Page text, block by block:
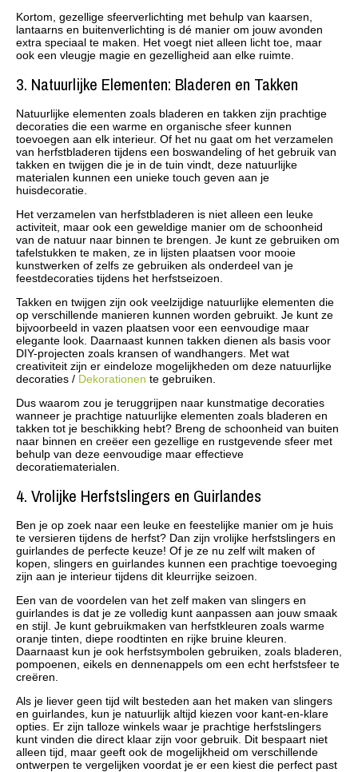
Kortom, gezellige sfeerverlichting met behulp van kaarsen,
lantaarns en buitenverlichting is dé manier om jouw avonden
extra speciaal te maken. Het voegt niet alleen licht toe, maar
ook een vleugje magie en gezelligheid aan elke ruimte.
3. Natuurlijke Elementen: Bladeren en Takken
Natuurlijke elementen zoals bladeren en takken zijn prachtige
decoraties die een warme en organische sfeer kunnen
toevoegen aan elk interieur. Of het nu gaat om het verzamelen
van herfstbladeren tijdens een boswandeling of het gebruik van
takken en twijgen die je in de tuin vindt, deze natuurlijke
materialen kunnen een unieke touch geven aan je
huisdecoratie.
Het verzamelen van herfstbladeren is niet alleen een leuke
activiteit, maar ook een geweldige manier om de schoonheid
van de natuur naar binnen te brengen. Je kunt ze gebruiken om
tafelstukken te maken, ze in lijsten plaatsen voor mooie
kunstwerken of zelfs ze gebruiken als onderdeel van je
feestdecoraties tijdens het herfstseizoen.
Takken en twijgen zijn ook veelzijdige natuurlijke elementen die
op verschillende manieren kunnen worden gebruikt. Je kunt ze
bijvoorbeeld in vazen plaatsen voor een eenvoudige maar
elegante look. Daarnaast kunnen takken dienen als basis voor
DIY-projecten zoals kransen of wandhangers. Met wat
creativiteit zijn er eindeloze mogelijkheden om deze natuurlijke
decoraties / Dekorationen te gebruiken.
Dus waarom zou je teruggrijpen naar kunstmatige decoraties
wanneer je prachtige natuurlijke elementen zoals bladeren en
takken tot je beschikking hebt? Breng de schoonheid van buiten
naar binnen en creëer een gezellige en rustgevende sfeer met
behulp van deze eenvoudige maar effectieve
decoratiematerialen.
4. Vrolijke Herfstslingers en Guirlandes
Ben je op zoek naar een leuke en feestelijke manier om je huis
te versieren tijdens de herfst? Dan zijn vrolijke herfstslingers en
guirlandes de perfecte keuze! Of je ze nu zelf wilt maken of
kopen, slingers en guirlandes kunnen een prachtige toevoeging
zijn aan je interieur tijdens dit kleurrijke seizoen.
Een van de voordelen van het zelf maken van slingers en
guirlandes is dat je ze volledig kunt aanpassen aan jouw smaak
en stijl. Je kunt gebruikmaken van herfstkleuren zoals warme
oranje tinten, diepe roodtinten en rijke bruine kleuren.
Daarnaast kun je ook herfstsymbolen gebruiken, zoals bladeren,
pompoenen, eikels en dennenappels om een echt herfstsfeer te
creëren.
Als je liever geen tijd wilt besteden aan het maken van slingers
en guirlandes, kun je natuurlijk altijd kiezen voor kant-en-klare
opties. Er zijn talloze winkels waar je prachtige herfstslingers
kunt vinden die direct klaar zijn voor gebruik. Dit bespaart niet
alleen tijd, maar geeft ook de mogelijkheid om verschillende
ontwerpen te vergelijken voordat je er een kiest die perfect past